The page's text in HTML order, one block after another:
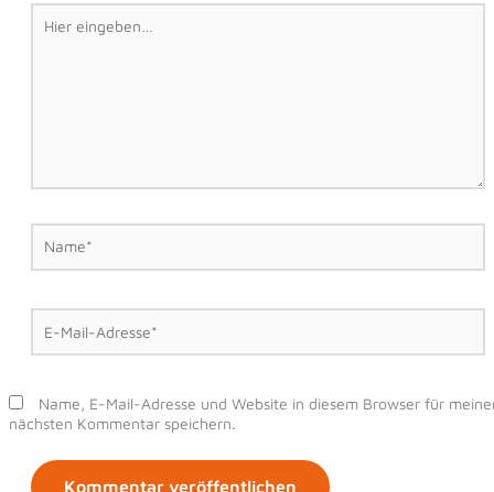
Hier
eingeben…
Name*
E-
Mail-
Adresse*
Name, E-Mail-Adresse und Website in diesem Browser für
nächsten Kommentar speichern.